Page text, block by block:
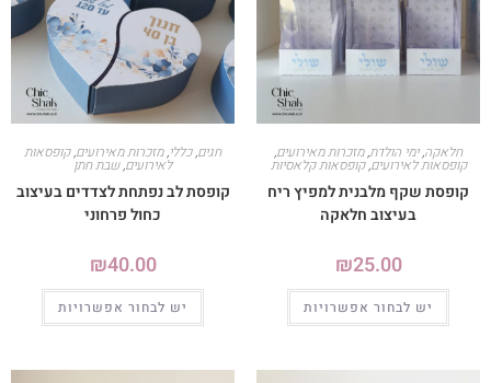
חלאקה,ימי הולדת,מזכרות מאירועים,
קופסאות לאירועים,קופסאות קלאסיות
קופסת שקף מלבנית למפיץ ריח
בעיצוב חלאקה
₪25.00
יש לבחור אפשרויות
חגים,כללי,מזכרות מאירועים,קופסאות
לאירועים,שבת חתן
קופסת לב נפתחת לצדדים בעיצוב
כחול פרחוני
₪40.00
יש לבחור אפשרויות